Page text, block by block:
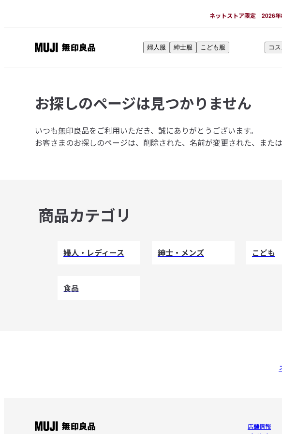
ネットストア限定｜2026
印
品
ネ
ト
ス
婦人服 紳士服 こども服 コ
お探しのページは見つかりません
いつも無印良品をご利用いただき、誠にありがとうございます。
お客さまのお探しのページは、削除された、名前が変更された、また
商品カテゴリ
婦人・レディース 紳士・メンズ こども
食品
店舗情報